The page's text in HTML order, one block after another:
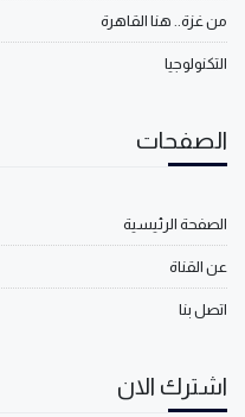
من غزة.. هنا القاهرة
التكنولوجيا
الصفحات
الصفحة الرئيسية
عن القناة
اتصل بنا
اشترك الان